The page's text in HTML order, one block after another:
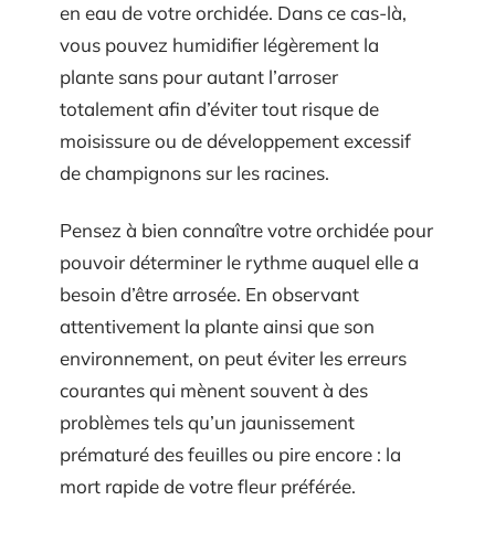
en eau de votre orchidée. Dans ce cas-là,
vous pouvez humidifier légèrement la
plante sans pour autant l’arroser
totalement afin d’éviter tout risque de
moisissure ou de développement excessif
de champignons sur les racines.
Pensez à bien connaître votre orchidée pour
pouvoir déterminer le rythme auquel elle a
besoin d’être arrosée. En observant
attentivement la plante ainsi que son
environnement, on peut éviter les erreurs
courantes qui mènent souvent à des
problèmes tels qu’un jaunissement
prématuré des feuilles ou pire encore : la
mort rapide de votre fleur préférée.